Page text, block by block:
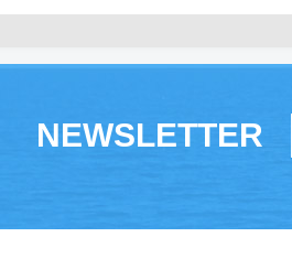
NEWSLETTER